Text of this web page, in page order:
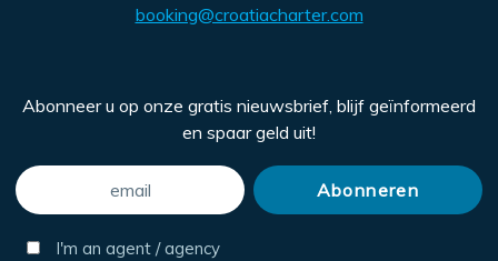
booking@croatiacharter.com
Abonneer u op onze gratis nieuwsbrief, blijf geïnformeerd
en spaar geld uit!
I'm an agent / agency